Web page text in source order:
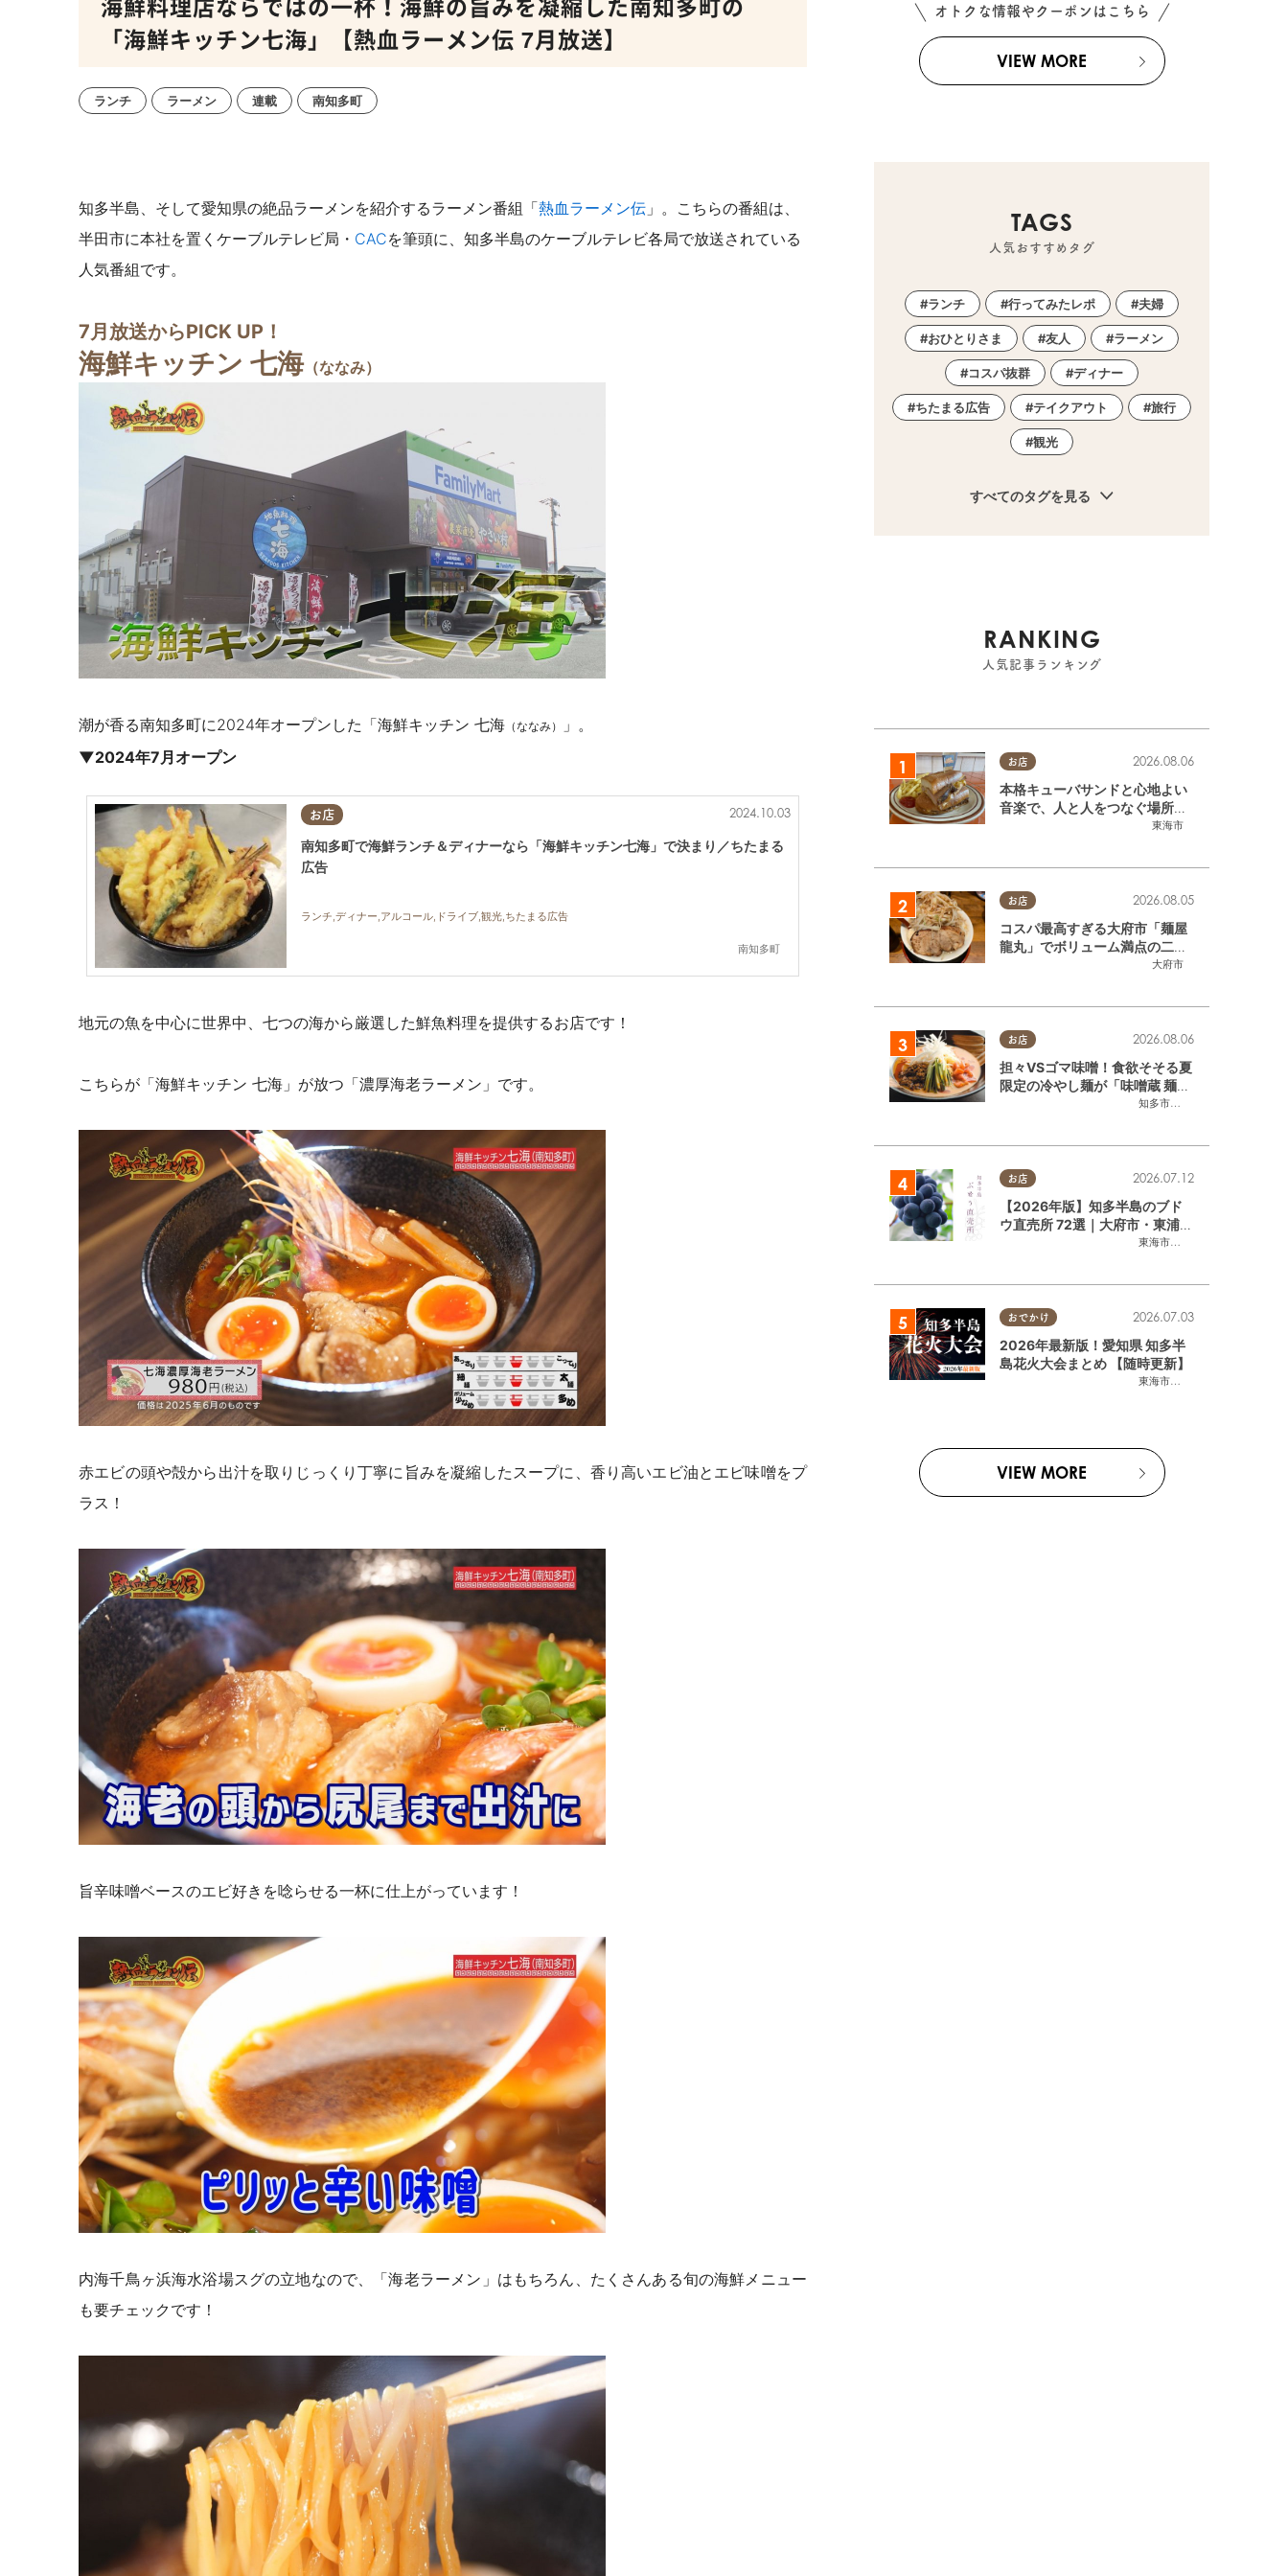
「海鮮キッチン七海」【熱血ラーメン伝 7月放送】
ランチ ラーメン 連載 南知多町
知多半島、そして愛知県の絶品ラーメンを紹介するラーメン番組「熱血ラーメン伝 」。こちらの番組は、
半田市に本社を置くケーブルテレビ局・ CACを筆頭に、知多半島のケーブルテレビ各局で放送されている
人気番組です。
7月放送からPICK UP！
海鮮キッチン 七海（ななみ）
潮が香る南知多町に2024年オープンした「海鮮キッチン 七海 （ななみ）
」。
▼2024年7月オープン
お店
南知多町
2024.10.03
南知多町で海鮮ランチ＆ディナーなら「海鮮キッチン七海」で決まり／ちたまる
広告
ランチ,ディナー,アルコール,ドライブ,観光,ちたまる広告
地元の魚を中心に世界中、七つの海から厳選した鮮魚料理を提供するお店です！
こちらが「海鮮キッチン 七海」が放つ「濃厚海老ラーメン」です。
赤エビの頭や殻から出汁を取りじっくり丁寧に旨みを凝縮したスープに、香り高いエビ油とエビ味噌をプ
ラス！
旨辛味噌ベースのエビ好きを唸らせる一杯に仕上がっています！
内海千鳥ヶ浜海水浴場スグの立地なので、「海老ラーメン」はもちろん、たくさんある旬の海鮮メニュー
も要チェックです！
オトクな情報やクーポンはこちら
VIEW MORE
TAGS
人気おすすめタグ
ランチ 行ってみたレポ 夫婦
おひとりさま 友人 ラーメン
コスパ抜群 ディナー
ちたまる広告 テイクアウト 旅行
観光
すべてのタグを見る
RANKING
人気記事ランキング
お店
東海市
2026.08.06
本格キューバサンドと心地よい
音楽で、人と人をつなぐ場所。
東海市「JAMMIN'STANDHOU
お店
大府市
2026.08.05
コスパ最高すぎる大府市「麺屋
龍丸」でボリューム満点の二郎
系ラーメンを堪能してきた
お店
知多市
,半田市
2026.08.06
担々VSゴマ味噌！食欲そそる夏
限定の冷やし麺が「味噌蔵 麺四
朗 半田店・知多店」で登場／ち
お店
東海市
,大府市
2026.07.12
【2026年版】知多半島のブド
ウ直売所 72選｜大府市・東浦町
ほかエリア別に一挙紹介
おでかけ
東海市
,大府市
2026.07.03
2026年最新版！愛知県 知多半
島花火大会まとめ 【随時更新】
VIEW MORE